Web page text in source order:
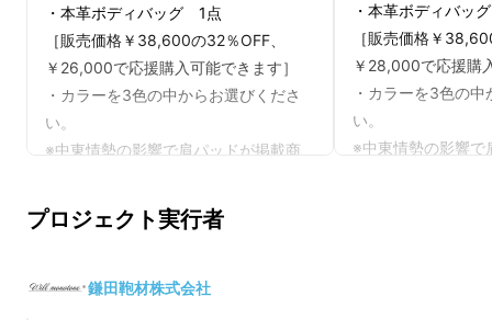
・本革ボディバッグ 1点
［販売価格￥38,600の32％OFF、
￥26,000で応援購入可能できます］
・カラーを3色の中からお選びくださ
い。
※中東情勢の影響で肩パッドが掲載商
る可能性がございます。
※送料込みとなっております。
・本革ボディバッ
［販売価格￥
￥28,000で応援購
・カラーを3色の
い。
※中東情勢の影響で
プロジェクト実行者
鎌田鞄材株式会社